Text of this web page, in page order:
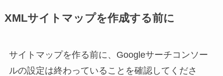
XMLサイトマップを作成する前に
サイトマップを作る前に、Googleサーチコンソー
ルの設定は終わっていることを確認してくださ